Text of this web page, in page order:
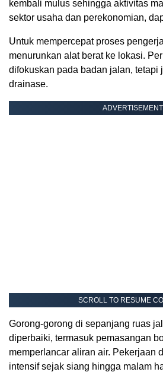
kembali mulus sehingga aktivitas
sektor usaha dan perekonomian,
Untuk mempercepat proses
menurunkan alat berat ke lokasi.
difokuskan pada badan jalan, tetapi
drainase.
ADVERTISEMENT
SCROLL TO RESUME
Gorong-gorong di sepanjang ruas
diperbaiki, termasuk pemasangan
memperlancar aliran air. Pekerjaan
intensif sejak siang hingga malam